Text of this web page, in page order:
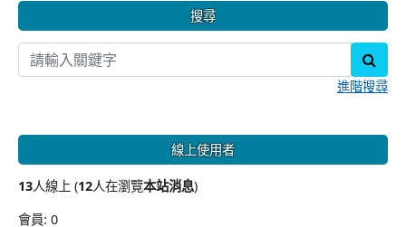
搜尋
進階搜尋
線上使用者
13人線上 (12人在瀏覽本站消息)
會員: 0